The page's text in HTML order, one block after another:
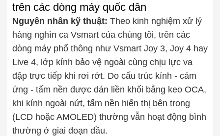
trên các dòng máy quốc dân
Nguyên nhân kỹ thuật: Theo kinh nghiệm xử lý
hàng nghìn ca Vsmart của chúng tôi, trên các
dòng máy phổ thông như Vsmart Joy 3, Joy 4 hay
Live 4, lớp kính bảo vệ ngoài cùng chịu lực va
đập trực tiếp khi rơi rớt. Do cấu trúc kính - cảm
ứng - tấm nền được dán liền khối bằng keo OCA,
khi kính ngoài nứt, tấm nền hiển thị bên trong
(LCD hoặc AMOLED) thường vẫn hoạt động bình
thường ở giai đoạn đầu.